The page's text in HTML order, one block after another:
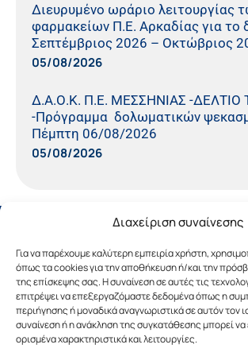
Διαχείριση συναίνεσης
Για να παρέχουμε καλύτερη εμπειρία χρήστη,
όπως τα cookies για την αποθήκευση ή/και την
της επίσκεψης σας. Η συναίνεση σε αυτές τις
επιτρέψει να επεξεργαζόμαστε δεδομένα όπως η
περιήγησης ή μοναδικά αναγνωριστικά σε αυτόν τον
συναίνεση ή η ανάκληση της συγκατάθεσης μπορεί
ορισμένα χαρακτηριστικά και λειτουργίες.
Διευρυμένο ωράριο λειτουργίας
φαρμακείων Π.Ε. Αρκαδίας για το
Σεπτέμβριος 2026 – Οκτώβριος
05/08/2026
Δ.Α.Ο.Κ. Π.Ε. ΜΕΣΣΗΝΙΑΣ -ΔΕΛΤΙΟ
-Πρόγραμμα δολωματικών
Πέμπτη 06/08/2026
05/08/2026